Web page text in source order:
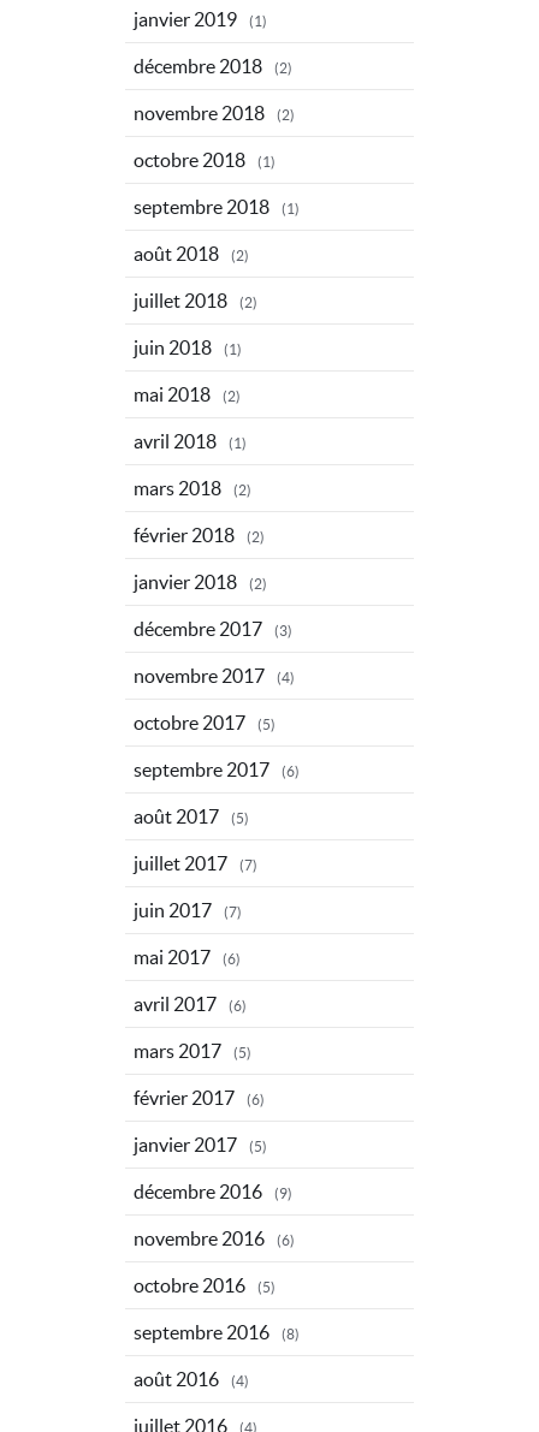
janvier 2019 (1)
décembre 2018 (2)
novembre 2018 (2)
octobre 2018 (1)
septembre 2018 (1)
août 2018 (2)
juillet 2018 (2)
juin 2018 (1)
mai 2018 (2)
avril 2018 (1)
mars 2018 (2)
février 2018 (2)
janvier 2018 (2)
décembre 2017 (3)
novembre 2017 (4)
octobre 2017 (5)
septembre 2017 (6)
août 2017 (5)
juillet 2017 (7)
juin 2017 (7)
mai 2017 (6)
avril 2017 (6)
mars 2017 (5)
février 2017 (6)
janvier 2017 (5)
décembre 2016 (9)
novembre 2016 (6)
octobre 2016 (5)
septembre 2016 (8)
août 2016 (4)
juillet 2016 (4)